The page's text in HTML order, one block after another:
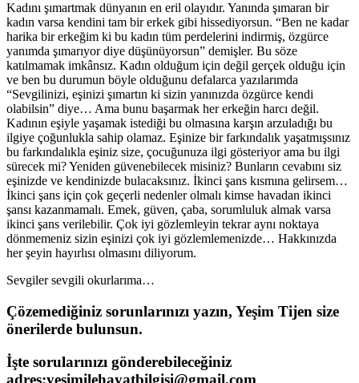
Kadını şımartmak dünyanın en eril olayıdır. Yanında şımaran bir
kadın varsa kendini tam bir erkek gibi hissediyorsun. “Ben ne kadar
harika bir erkeğim ki bu kadın tüm perdelerini indirmiş, özgürce
yanımda şımarıyor diye düşünüyorsun” demişler. Bu söze
katılmamak imkânsız. Kadın olduğum için değil gerçek olduğu için
ve ben bu durumun böyle olduğunu defalarca yazılarımda
“Sevgilinizi, eşinizi şımartın ki sizin yanınızda özgürce kendi
olabilsin” diye… Ama bunu başarmak her erkeğin harcı değil.
Kadının eşiyle yaşamak istediği bu olmasına karşın arzuladığı bu
ilgiye çoğunlukla sahip olamaz. Eşinize bir farkındalık yaşatmışsınız
bu farkındalıkla eşiniz size, çocuğunuza ilgi gösteriyor ama bu ilgi
sürecek mi? Yeniden güvenebilecek misiniz? Bunların cevabını siz
eşinizde ve kendinizde bulacaksınız. İkinci şans kısmına gelirsem…
İkinci şans için çok geçerli nedenler olmalı kimse havadan ikinci
şansı kazanmamalı. Emek, güven, çaba, sorumluluk almak varsa
ikinci şans verilebilir. Çok iyi gözlemleyin tekrar aynı noktaya
dönmemeniz sizin eşinizi çok iyi gözlemlemenizde… Hakkınızda
her şeyin hayırlısı olmasını diliyorum.
Sevgiler sevgili okurlarıma…
Çözemediğiniz sorunlarınızı yazın, Yeşim Tijen size
önerilerde bulunsun.
İşte sorularınızı gönderebileceğiniz
adres:yesimilehayatbilgisi@gmail.com